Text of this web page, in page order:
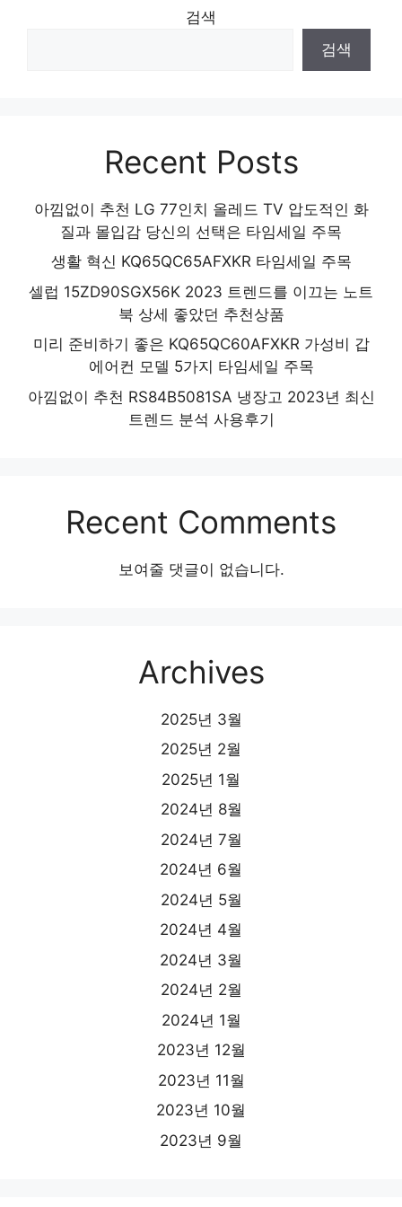
검색
검색
Recent Posts
아낌없이 추천 LG 77인치 올레드 TV 압도적인 화
질과 몰입감 당신의 선택은 타임세일 주목
생활 혁신 KQ65QC65AFXKR 타임세일 주목
셀럽 15ZD90SGX56K 2023 트렌드를 이끄는 노트
북 상세 좋았던 추천상품
미리 준비하기 좋은 KQ65QC60AFXKR 가성비 갑
에어컨 모델 5가지 타임세일 주목
아낌없이 추천 RS84B5081SA 냉장고 2023년 최신
트렌드 분석 사용후기
Recent Comments
보여줄 댓글이 없습니다.
Archives
2025년 3월
2025년 2월
2025년 1월
2024년 8월
2024년 7월
2024년 6월
2024년 5월
2024년 4월
2024년 3월
2024년 2월
2024년 1월
2023년 12월
2023년 11월
2023년 10월
2023년 9월